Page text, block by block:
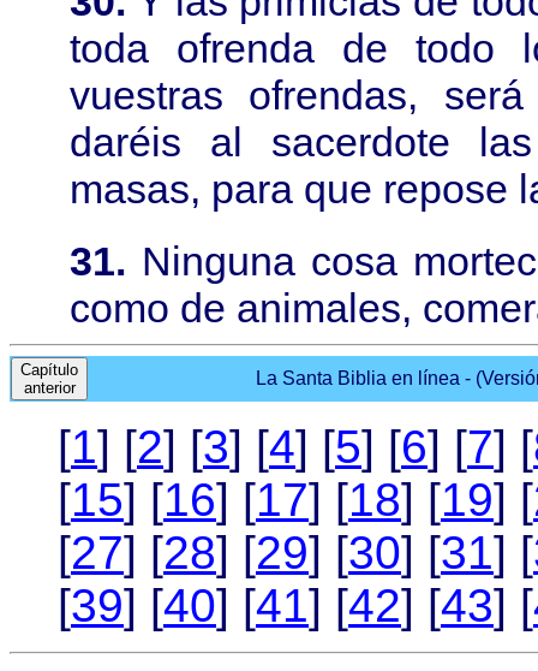
toda ofrenda de todo
vuestras ofrendas,
daréis al sacerdote
masas, para que repose
31. Ninguna cosa
como de animales,
Capítulo
anterior
La Santa Biblia en línea -
[1] [2] [3] [4] [5] [6] [7] [
[15] [16] [17] [18] [19] [
[27] [28] [29] [30] [31] [
[39] [40] [41] [42] [43] [